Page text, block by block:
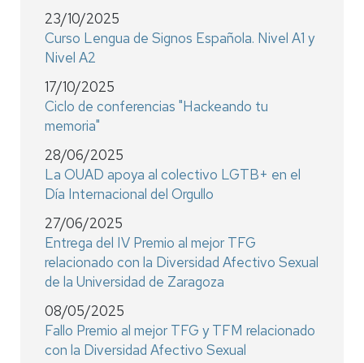
23/10/2025
Curso Lengua de Signos Española. Nivel A1 y
Nivel A2
17/10/2025
Ciclo de conferencias "Hackeando tu
memoria"
28/06/2025
La OUAD apoya al colectivo LGTB+ en el
Día Internacional del Orgullo
27/06/2025
Entrega del IV Premio al mejor TFG
relacionado con la Diversidad Afectivo Sexual
de la Universidad de Zaragoza
08/05/2025
Fallo Premio al mejor TFG y TFM relacionado
con la Diversidad Afectivo Sexual